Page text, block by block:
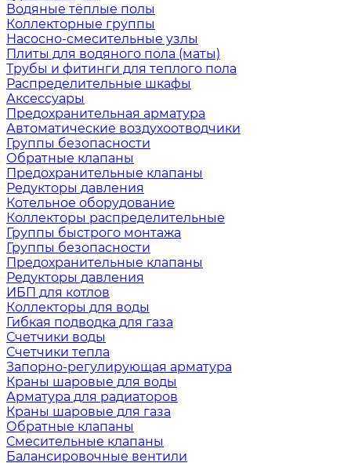
Водяные тёплые полы
Коллекторные группы
Насосно-смесительные узлы
Плиты для водяного пола (маты)
Трубы и фитинги для теплого пола
Распределительные шкафы
Аксессуары
Предохранительная арматура
Автоматические воздухоотводчики
Группы безопасности
Обратные клапаны
Предохранительные клапаны
Редукторы давления
Котельное оборудование
Коллекторы распределительные
Группы быстрого монтажа
Группы безопасности
Предохранительные клапаны
Редукторы давления
ИБП для котлов
Коллекторы для воды
Гибкая подводка для газа
Счетчики воды
Счетчики тепла
Запорно-регулирующая арматура
Краны шаровые для воды
Арматура для радиаторов
Краны шаровые для газа
Обратные клапаны
Смесительные клапаны
Балансировочные вентили